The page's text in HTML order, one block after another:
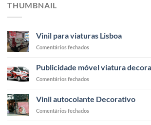
THUMBNAIL
Vinil para viaturas Lisboa
Comentários fechadosem
viaturas
Lisboa
Publicidade móvel viatura
Comentários fechadosem
viatura
decoração
Vinil autocolante Decorativo
Comentários fechadosem